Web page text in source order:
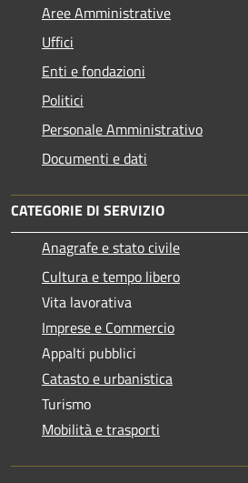
Aree Amministrative
Uffici
Enti e fondazioni
Politici
Personale Amministrativo
Documenti e dati
CATEGORIE DI SERVIZIO
Anagrafe e stato civile
Cultura e tempo libero
Vita lavorativa
Imprese e Commercio
Appalti pubblici
Catasto e urbanistica
Turismo
Mobilità e trasporti